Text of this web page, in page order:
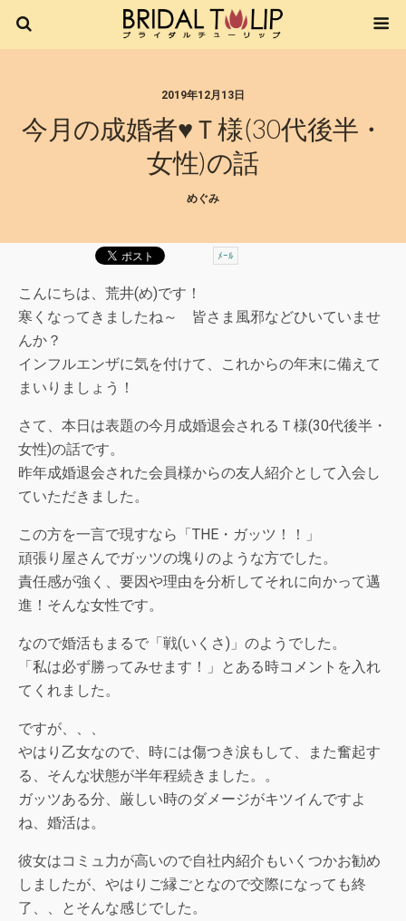
2019年12月13日
今月の成婚者♥Ｔ様(30代後半・
女性)の話
めぐみ
ﾒｰﾙ
こんにちは、荒井(め)です！
寒くなってきましたね～ 皆さま風邪などひいていませ
んか？
インフルエンザに気を付けて、これからの年末に備えて
まいりましょう！
さて、本日は表題の今月成婚退会されるＴ様(30代後半・
女性)の話です。
昨年成婚退会された会員様からの友人紹介として入会し
ていただきました。
この方を一言で現すなら「THE・ガッツ！！」
頑張り屋さんでガッツの塊りのような方でした。
責任感が強く、要因や理由を分析してそれに向かって邁
進！そんな女性です。
なので婚活もまるで「戦(いくさ)」のようでした。
「私は必ず勝ってみせます！」とある時コメントを入れ
てくれました。
ですが、、、
やはり乙女なので、時には傷つき涙もして、また奮起す
る、そんな状態が半年程続きました。。
ガッツある分、厳しい時のダメージがキツイんですよ
ね、婚活は。
彼女はコミュ力が高いので自社内紹介もいくつかお勧め
しましたが、やはりご縁ごとなので交際になっても終
了、、とそんな感じでした。